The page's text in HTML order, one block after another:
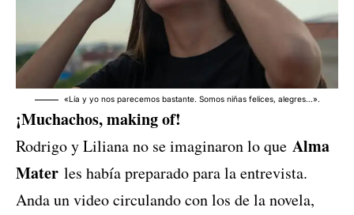
«Lía y yo nos parecemos bastante. Somos niñas felices, alegres…».
¡Muchachos, making of!
Rodrigo y Liliana no se imaginaron lo que Alma
Mater les había preparado para la entrevista.
Anda un video circulando con los de la novela,